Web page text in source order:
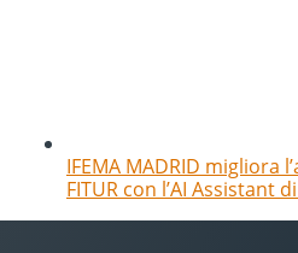
IFEMA MADRID migliora
FITUR con l’AI Assistant